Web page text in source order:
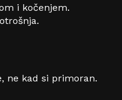
i kočenjem.
ne kad si primoran.